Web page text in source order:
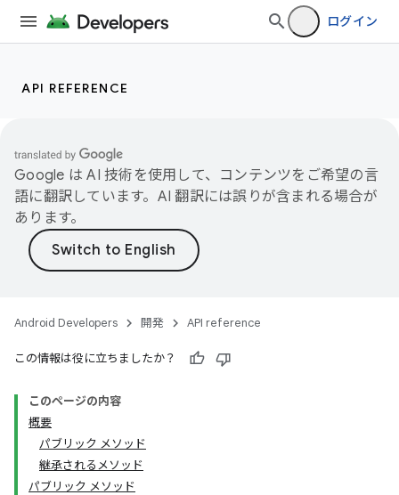
ログイン
API REFERENCE
Google は AI 技術を使用して、コンテンツをご希望の言
語に翻訳しています。AI 翻訳には誤りが含まれる場合が
あります。
Android Developers 開発 API reference
この情報は役に立ちましたか？
このページの内容
概要
パブリック メソッド
継承されるメソッド
パブリック メソッド